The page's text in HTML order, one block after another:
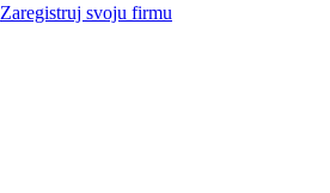
Zaregistruj svoju firmu